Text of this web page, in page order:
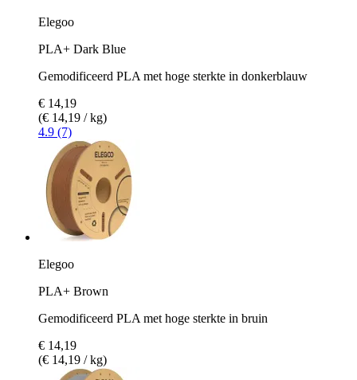
Elegoo
PLA+ Dark Blue
Gemodificeerd PLA met hoge sterkte in donkerblauw
€ 14,19
(€ 14,19 / kg)
4.9 (7)
Elegoo
PLA+ Brown
Gemodificeerd PLA met hoge sterkte in bruin
€ 14,19
(€ 14,19 / kg)